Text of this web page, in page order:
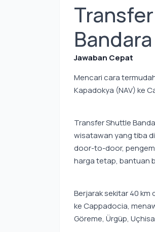
Jawaban Cepat
Mencari cara
Kapadokya (NAV) ke
Transfer Shuttle
wisatawan yang tiba
door-to-door,
harga tetap, bantuan
Berjarak sekitar 40 km
ke Cappadocia,
Göreme, Ürgüp,